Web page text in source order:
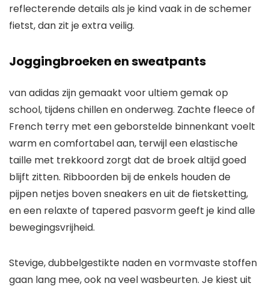
reflecterende details als je kind vaak in de schemer
fietst, dan zit je extra veilig.
Joggingbroeken en sweatpants
van adidas zijn gemaakt voor ultiem gemak op
school, tijdens chillen en onderweg. Zachte fleece of
French terry met een geborstelde binnenkant voelt
warm en comfortabel aan, terwijl een elastische
taille met trekkoord zorgt dat de broek altijd goed
blijft zitten. Ribboorden bij de enkels houden de
pijpen netjes boven sneakers en uit de fietsketting,
en een relaxte of tapered pasvorm geeft je kind alle
bewegingsvrijheid.
Stevige, dubbelgestikte naden en vormvaste stoffen
gaan lang mee, ook na veel wasbeurten. Je kiest uit